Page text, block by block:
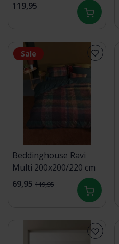
(140x200/220) off black
119,95
Sale
Beddinghouse Ravi
Multi 200x200/220 cm
69,95 119,95